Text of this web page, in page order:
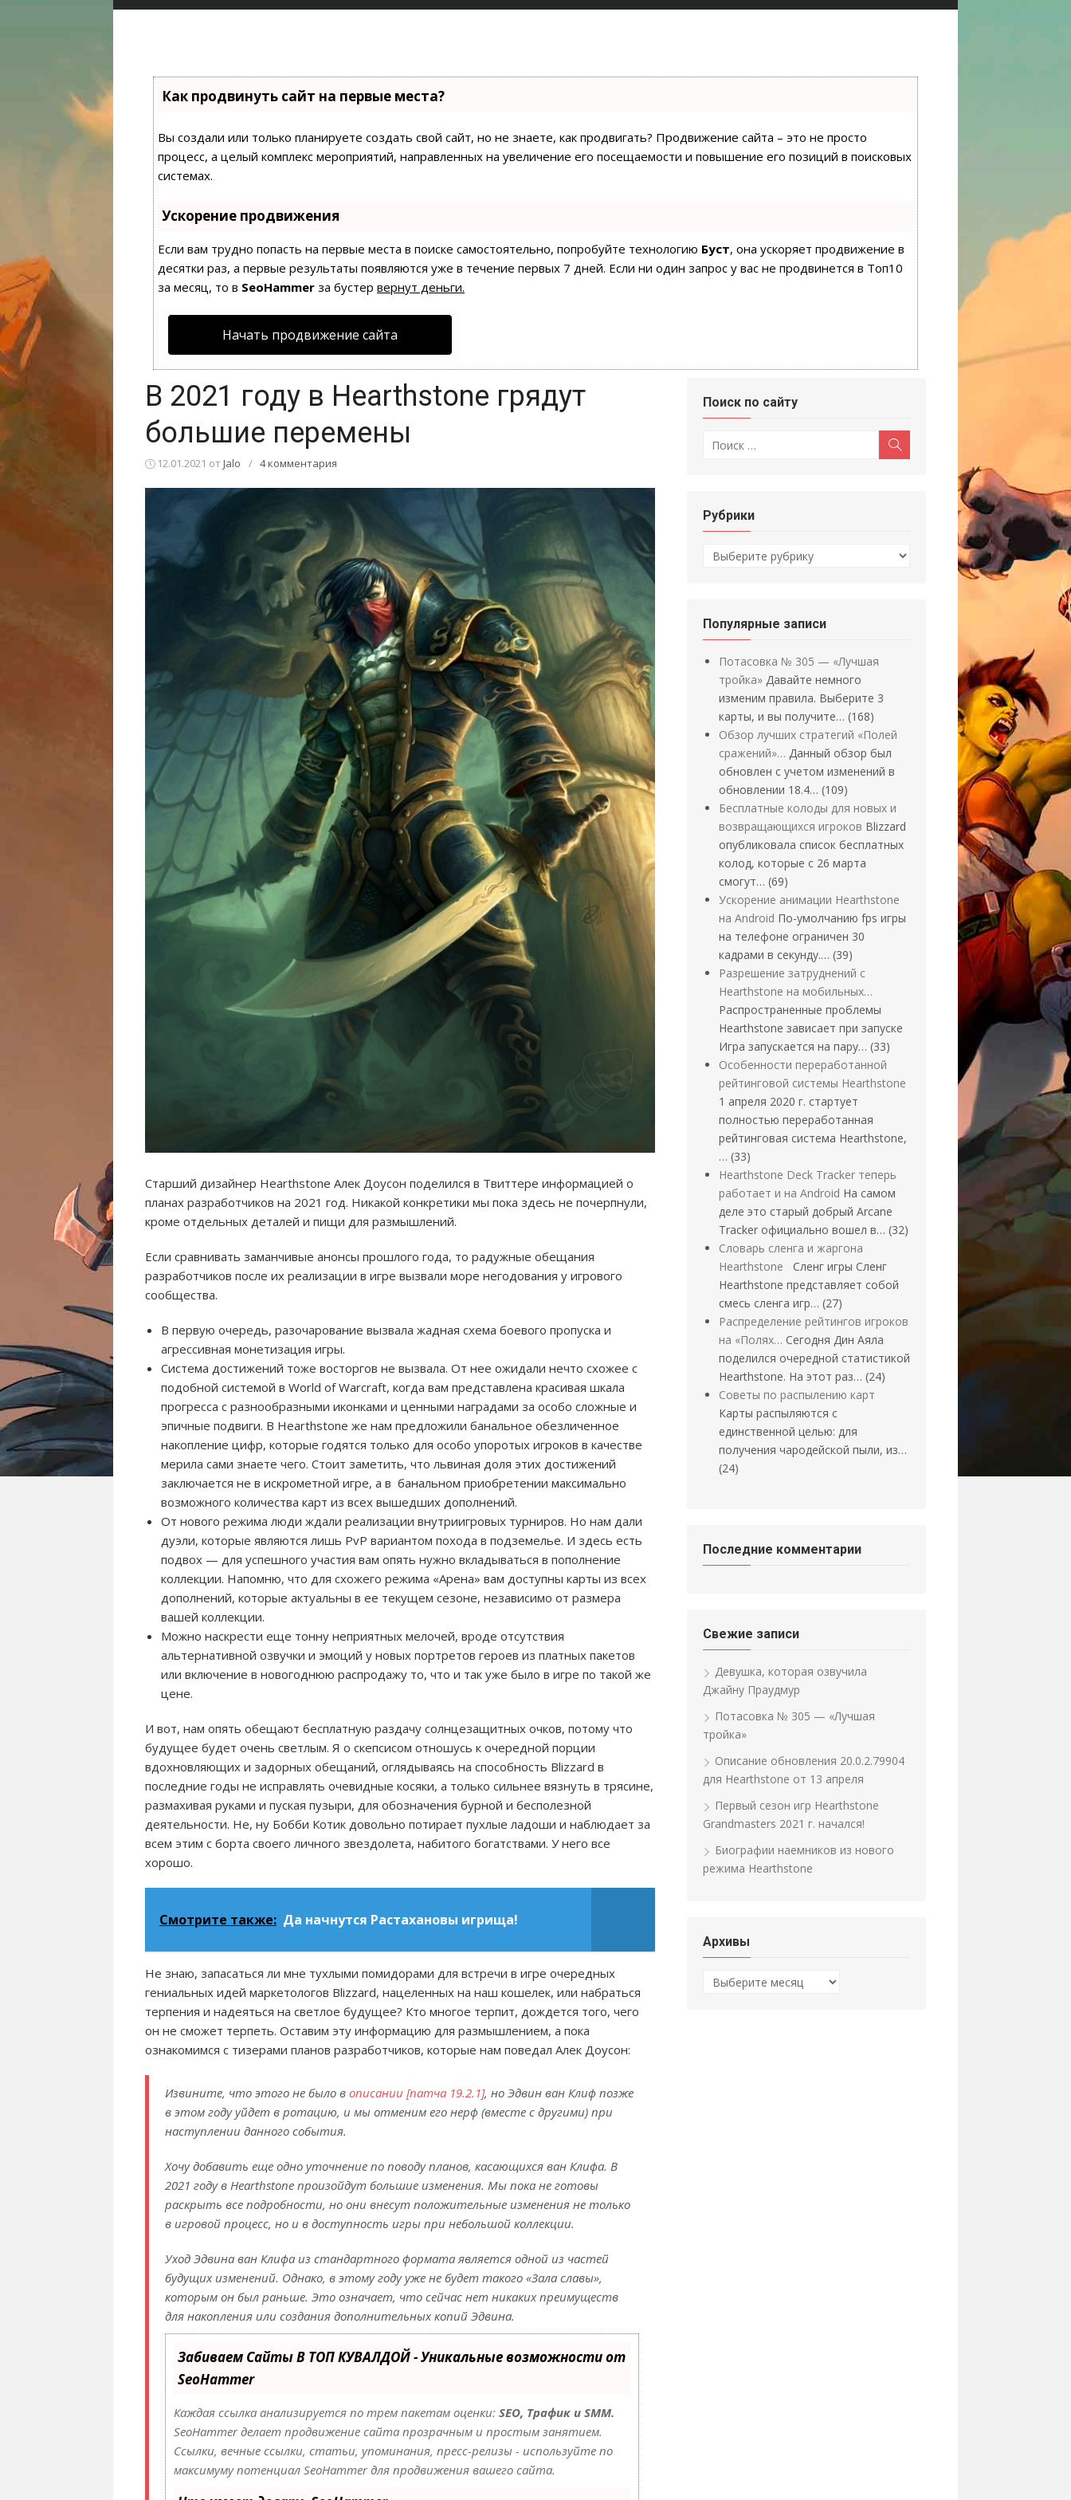
Как продвинуть сайт на первые места?
Вы создали или только планируете создать свой сайт, но не знаете, как продвигать? Продвижение сайта – это не просто
процесс, а целый комплекс мероприятий, направленных на увеличение его посещаемости и повышение его позиций в поисковых
системах.
Ускорение продвижения
Если вам трудно попасть на первые места в поиске самостоятельно, попробуйте технологию Буст, она ускоряет продвижение в
десятки раз, а первые результаты появляются уже в течение первых 7 дней. Если ни один запрос у вас не продвинется в Топ10
за месяц, то в SeoHammer за бустер вернут деньги.
Начать продвижение сайта
В 2021 году в Hearthstone грядут
большие перемены
12.01.2021 от Jalo / 4 комментария
Старший дизайнер Hearthstone Алек Доусон поделился в Твиттере информацией о
планах разработчиков на 2021 год. Никакой конкретики мы пока здесь не почерпнули,
кроме отдельных деталей и пищи для размышлений.
Если сравнивать заманчивые анонсы прошлого года, то радужные обещания
разработчиков после их реализации в игре вызвали море негодования у игрового
сообщества.
В первую очередь, разочарование вызвала жадная схема боевого пропуска и
агрессивная монетизация игры.
Система достижений тоже восторгов не вызвала. От нее ожидали нечто схожее с
подобной системой в World of Warcraft, когда вам представлена красивая шкала
прогресса с разнообразными иконками и ценными наградами за особо сложные и
эпичные подвиги. В Hearthstone же нам предложили банальное обезличенное
накопление цифр, которые годятся только для особо упоротых игроков в качестве
мерила сами знаете чего. Стоит заметить, что львиная доля этих достижений
заключается не в искрометной игре, а в банальном приобретении максимально
возможного количества карт из всех вышедших дополнений.
От нового режима люди ждали реализации внутриигровых турниров. Но нам дали
дуэли, которые являются лишь PvP вариантом похода в подземелье. И здесь есть
подвох — для успешного участия вам опять нужно вкладываться в пополнение
коллекции. Напомню, что для схожего режима «Арена» вам доступны карты из всех
дополнений, которые актуальны в ее текущем сезоне, независимо от размера
вашей коллекции.
Можно наскрести еще тонну неприятных мелочей, вроде отсутствия
альтернативной озвучки и эмоций у новых портретов героев из платных пакетов
или включение в новогоднюю распродажу то, что и так уже было в игре по такой же
цене.
И вот, нам опять обещают бесплатную раздачу солнцезащитных очков, потому что
будущее будет очень светлым. Я о скепсисом отношусь к очередной порции
вдохновляющих и задорных обещаний, оглядываясь на способность Blizzard в
последние годы не исправлять очевидные косяки, а только сильнее вязнуть в трясине,
размахивая руками и пуская пузыри, для обозначения бурной и бесполезной
деятельности. Не, ну Бобби Котик довольно потирает пухлые ладоши и наблюдает за
всем этим с борта своего личного звездолета, набитого богатствами. У него все
хорошо.
Смотрите также: Да начнутся Растахановы игрища!
Не знаю, запасаться ли мне тухлыми помидорами для встречи в игре очередных
гениальных идей маркетологов Blizzard, нацеленных на наш кошелек, или набраться
терпения и надеяться на светлое будущее? Кто многое терпит, дождется того, чего
он не сможет терпеть. Оставим эту информацию для размышлением, а пока
ознакомимся с тизерами планов разработчиков, которые нам поведал Алек Доусон:
Извините, что этого не было в описании [патча 19.2.1], но Эдвин ван Клиф позже
в этом году уйдет в ротацию, и мы отменим его нерф (вместе с другими) при
наступлении данного события.
Хочу добавить еще одно уточнение по поводу планов, касающихся ван Клифа. В
2021 году в Hearthstone произойдут большие изменения. Мы пока не готовы
раскрыть все подробности, но они внесут положительные изменения не только
в игровой процесс, но и в доступность игры при небольшой коллекции.
Уход Эдвина ван Клифа из стандартного формата является одной из частей
будущих изменений. Однако, в этому году уже не будет такого «Зала славы»,
которым он был раньше. Это означает, что сейчас нет никаких преимуществ
для накопления или создания дополнительных копий Эдвина.
Забиваем Сайты В ТОП КУВАЛДОЙ - Уникальные возможности от
SeoHammer
Каждая ссылка анализируется по трем пакетам оценки: SEO, Трафик и SMM.
SeoHammer делает продвижение сайта прозрачным и простым занятием.
Ссылки, вечные ссылки, статьи, упоминания, пресс-релизы - используйте по
максимуму потенциал SeoHammer для продвижения вашего сайта.
Поиск по сайту
Рубрики
Рубрики
Популярные записи
Потасовка № 305 — «Лучшая
тройка» Давайте немного
изменим правила. Выберите 3
карты, и вы получите… (168)
Обзор лучших стратегий «Полей
сражений»… Данный обзор был
обновлен с учетом изменений в
обновлении 18.4… (109)
Бесплатные колоды для новых и
возвращающихся игроков Blizzard
опубликовала список бесплатных
колод, которые с 26 марта
смогут… (69)
Ускорение анимации Hearthstone
на Android По-умолчанию fps игры
на телефоне ограничен 30
кадрами в секунду.… (39)
Разрешение затруднений с
Hearthstone на мобильных…
Распространенные проблемы
Hearthstone зависает при запуске
Игра запускается на пару… (33)
Особенности переработанной
рейтинговой системы Hearthstone
1 апреля 2020 г. стартует
полностью переработанная
рейтинговая система Hearthstone,
… (33)
Hearthstone Deck Tracker теперь
работает и на Android На самом
деле это старый добрый Arcane
Tracker официально вошел в… (32)
Словарь сленга и жаргона
Hearthstone Сленг игры Сленг
Hearthstone представляет собой
смесь сленга игр… (27)
Распределение рейтингов игроков
на «Полях… Сегодня Дин Аяла
поделился очередной статистикой
Hearthstone. На этот раз… (24)
Советы по распылению карт
Карты распыляются с
единственной целью: для
получения чародейской пыли, из…
(24)
Последние комментарии
Свежие записи
Девушка, которая озвучила
Джайну Праудмур
Потасовка № 305 — «Лучшая
тройка»
Описание обновления 20.0.2.79904
для Hearthstone от 13 апреля
Первый сезон игр Hearthstone
Grandmasters 2021 г. начался!
Биографии наемников из нового
режима Hearthstone
Архивы
Архивы